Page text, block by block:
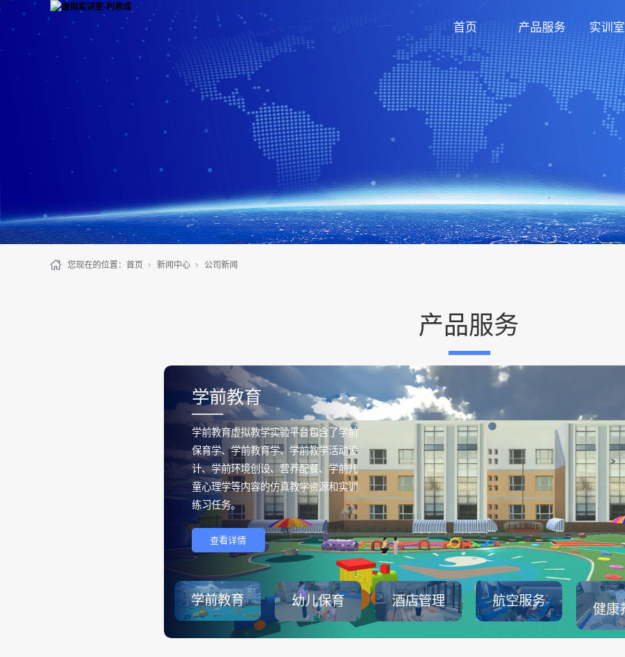
首页 产品服务 实训
您现在的位置： 首页 新闻中心 公司新闻
产品服务
学前教育
——
学前教育虚拟教学实验平台包含了学前
保育学、学前教育学、学前教学活动设
计、学前环境创设、营养配餐、学前儿
童心理学等内容的仿真教学资源和实训
练习任务。
查看详情
学前教育 幼儿保育 酒店管理 航空服务
健康